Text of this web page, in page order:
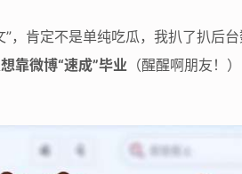
”，肯定不是单纯吃瓜，我扒了扒
靠微博“速成”毕业 （醒醒啊朋友！